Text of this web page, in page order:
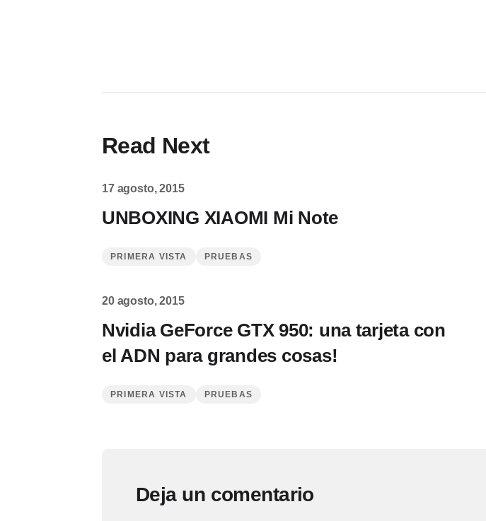
Read Next
17 agosto, 2015
UNBOXING XIAOMI Mi Note
PRIMERA VISTA PRUEBAS
20 agosto, 2015
Nvidia GeForce GTX 950: una tarjeta con
el ADN para grandes cosas!
PRIMERA VISTA PRUEBAS
Deja un comentario